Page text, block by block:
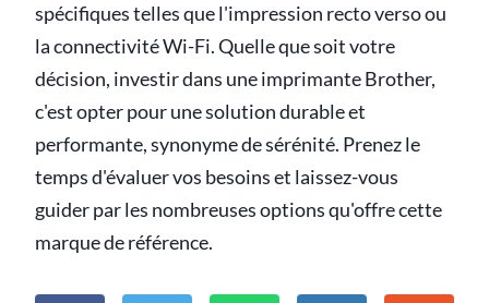
spécifiques telles que l'impression recto verso ou
la connectivité Wi-Fi. Quelle que soit votre
décision, investir dans une imprimante Brother,
c'est opter pour une solution durable et
performante, synonyme de sérénité. Prenez le
temps d'évaluer vos besoins et laissez-vous
guider par les nombreuses options qu'offre cette
marque de référence.